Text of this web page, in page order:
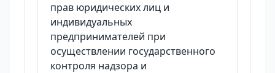
прав юридических лиц и
индивидуальных
предпринимателей при
осуществлении государственного
контроля надзора и